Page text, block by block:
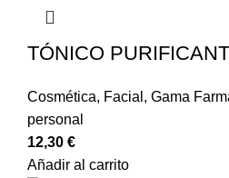
TÓNICO
Cosmética, Facial , Gama
personal
12,30 €
Añadir al carrito